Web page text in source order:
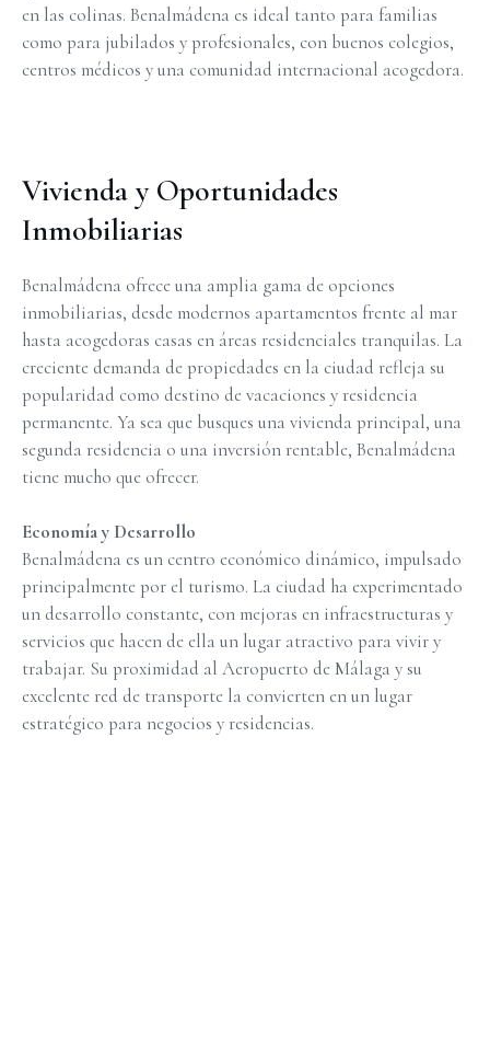
en las colinas. Benalmádena es ideal tanto para familias
como para jubilados y profesionales, con buenos colegios,
centros médicos y una comunidad internacional acogedora.
Vivienda y Oportunidades
Inmobiliarias
Benalmádena ofrece una amplia gama de opciones
inmobiliarias, desde modernos apartamentos frente al mar
hasta acogedoras casas en áreas residenciales tranquilas. La
creciente demanda de propiedades en la ciudad refleja su
popularidad como destino de vacaciones y residencia
permanente. Ya sea que busques una vivienda principal, una
segunda residencia o una inversión rentable, Benalmádena
tiene mucho que ofrecer.
Economía y Desarrollo
Benalmádena es un centro económico dinámico, impulsado
principalmente por el turismo. La ciudad ha experimentado
un desarrollo constante, con mejoras en infraestructuras y
servicios que hacen de ella un lugar atractivo para vivir y
trabajar. Su proximidad al Aeropuerto de Málaga y su
excelente red de transporte la convierten en un lugar
estratégico para negocios y residencias.